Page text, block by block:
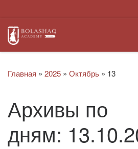
Главная » 2025 » Октябрь » 13
Архивы по
дням: